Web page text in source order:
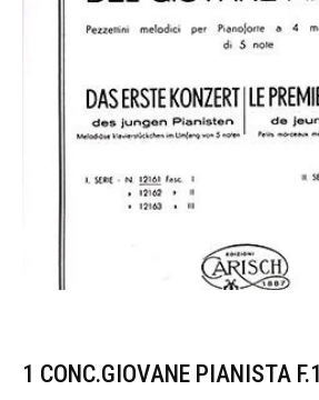
1 CONC.GIOVANE PIANISTA F.1